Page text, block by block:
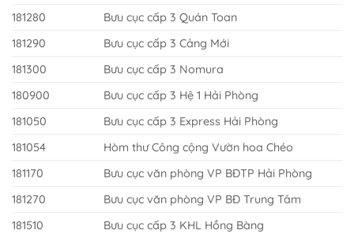
181280
Bưu cục cấp 3 Quán Toan
181290
Bưu cục cấp 3 Cảng Mới
181300
Bưu cục cấp 3 Nomura
180900
Bưu cục cấp 3 Hệ 1 Hải Phòng
181050
Bưu cục cấp 3 Express Hải Phòng
181054
Hòm thư Công cộng Vườn hoa Chéo
181170
Bưu cục văn phòng VP BĐTP Hải Phòng
181270
Bưu cục văn phòng VP BĐ Trung Tâm
181510
Bưu cục cấp 3 KHL Hồng Bàng